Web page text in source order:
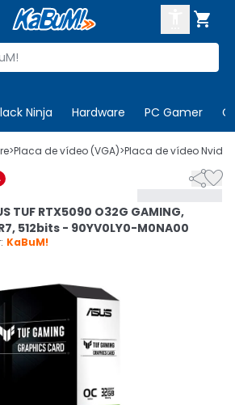

Ninja Hardware PC Gamer
conta
libras
CADASTRE-SE
>Placa de vídeo (VGA)>Placa de vídeo Nvidia

TUF RTX5090 O32G GAMING,
512bits - 90YV0LY0-M0NA00
KaBuM!